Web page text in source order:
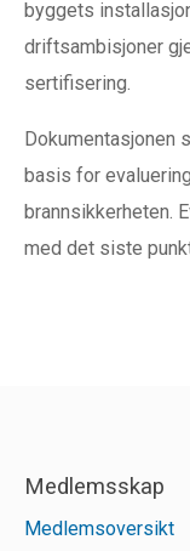
byggets
driftsambisjoner
sertifisering.
Dokumentasjonen
basis for
brannsikkerheten.
med det siste
Medlemsskap
Medlemsoversikt